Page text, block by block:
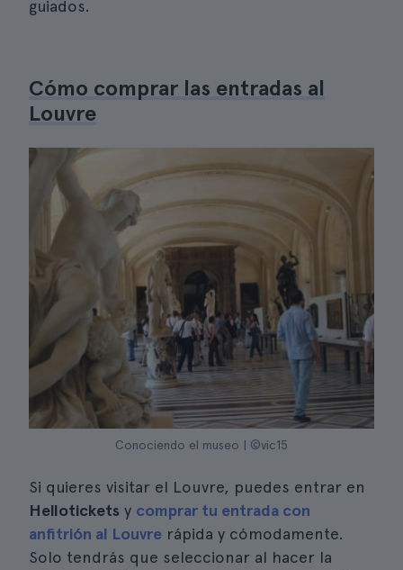
guiados.
Cómo comprar las entradas al
Louvre
Conociendo el museo | ©vic15
Si quieres visitar el Louvre, puedes entrar en
Hellotickets y comprar tu entrada con
anfitrión al Louvre rápida y cómodamente.
Solo tendrás que seleccionar al hacer la